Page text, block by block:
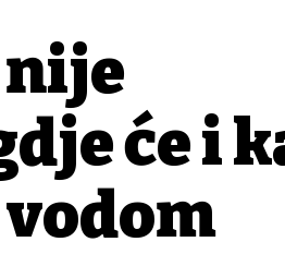
nije
će i